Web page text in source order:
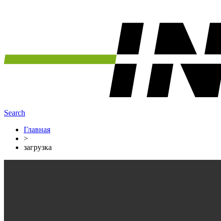
Search
Главная
>
загрузка